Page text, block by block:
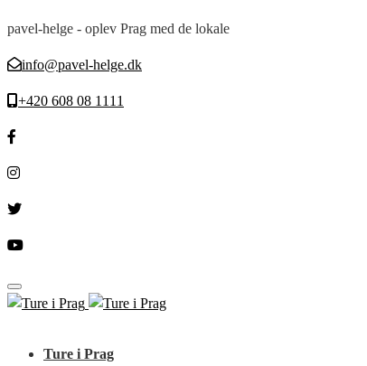
pavel-helge - oplev Prag med de lokale
info@pavel-helge.dk
+420 608 08 1111
Toggle navigation
Ture i Prag